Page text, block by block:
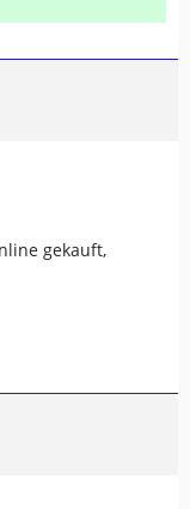
gekauft,